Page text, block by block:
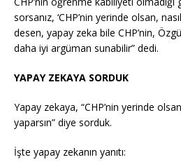
sorsanız, ‘CHP’nin yerinde olsan,
desen, yapay zeka bile CHP’nin,
daha iyi argüman sunabilir” dedi.
YAPAY ZEKAYA SORDUK
Yapay zekaya, “CHP’nin yerinde
yaparsın” diye sorduk.
İşte yapay zekanın yanıtı: